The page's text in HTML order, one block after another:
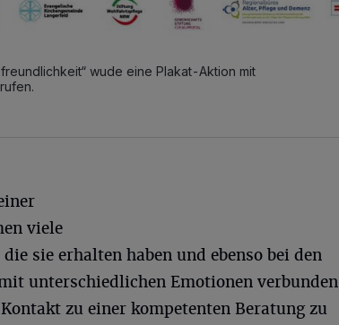
wude eine Plakat-Aktion mit
viele
sie erhalten haben und ebenso bei den
unterschiedlichen Emotionen verbunden
zu einer kompetenten Beratung zu